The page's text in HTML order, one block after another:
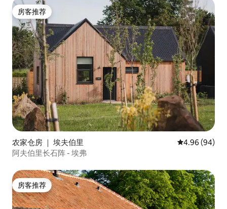
房客推荐
房客推荐
农家仓房 ｜ 埃夫伯里 平均评分 4.96
4.96 (94)
阿夫伯里长石阵 - 埃弗
房客推荐
房客推荐